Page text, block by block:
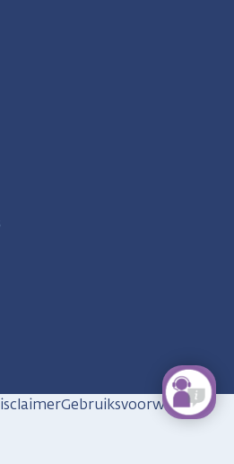
Gebruiksvoorwaarden